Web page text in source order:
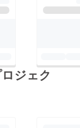
ジェク